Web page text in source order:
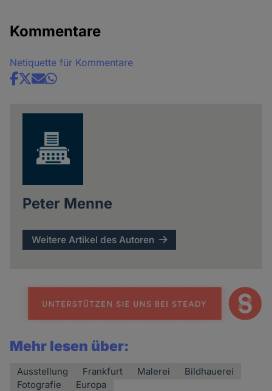
Kommentare
Netiquette für Kommentare
Share
Peter Menne
Weitere Artikel des Autoren
Mehr lesen über:
Ausstellung Frankfurt Malerei
Bildhauerei
Fotografie
Europa